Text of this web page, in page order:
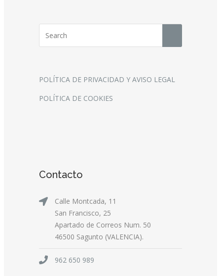
POLÍTICA DE PRIVACIDAD Y AVISO LEGAL
POLÍTICA DE COOKIES
Contacto
Calle Montcada, 11
San Francisco, 25
Apartado de Correos Num. 50
46500 Sagunto (VALENCIA).
962 650 989